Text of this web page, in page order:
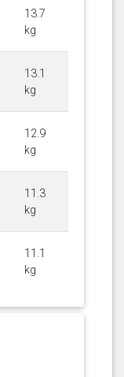
13.7
kg
13.1
kg
12.9
kg
11.3
kg
11.1
kg